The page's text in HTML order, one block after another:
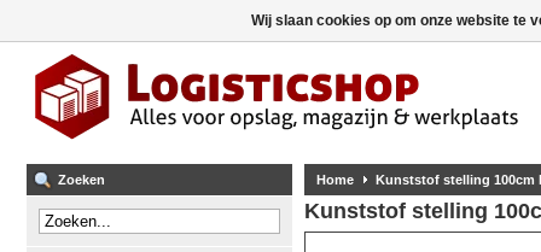
Zoeken Home Kunststof stelling 100cm
Kunststof stelling
Wij slaan cookies op om onze website te